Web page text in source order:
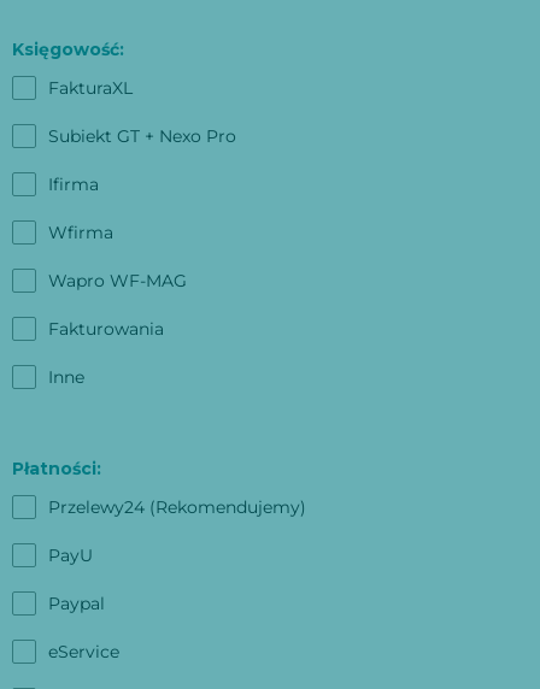
Księgowość:
FakturaXL
Subiekt GT + Nexo Pro
Ifirma
Wfirma
Wapro WF-MAG
Fakturowania
Inne
Płatności:
Przelewy24 (Rekomendujemy)
PayU
Paypal
eService